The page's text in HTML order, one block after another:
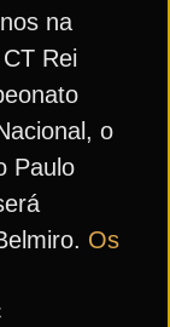
na
Rei
o
Paulo
Os